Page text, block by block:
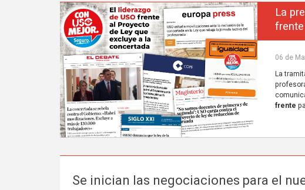
La
06 de
La
frente
Se inician las negociaciones para el